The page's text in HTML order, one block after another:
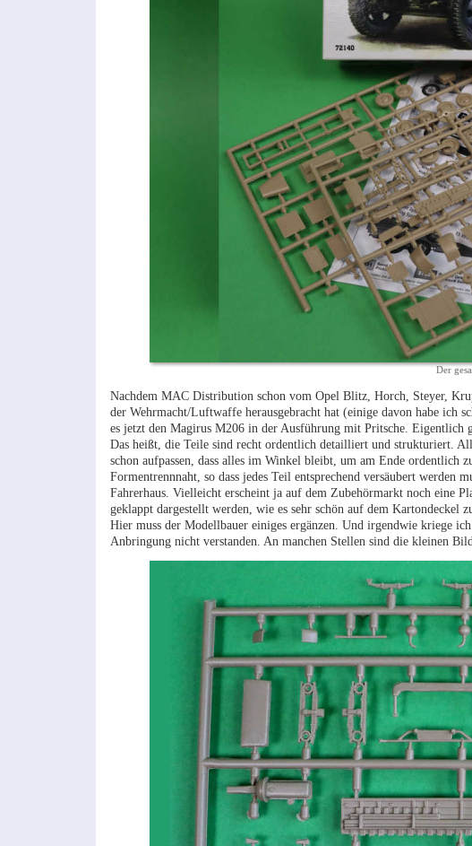
Der
Nachdem MAC Distribution schon vom Opel Blitz, Horch, Steyer,
der Wehrmacht/Luftwaffe herausgebracht hat (einige davon habe
es jetzt den Magirus M206 in der Ausführung mit Pritsche. Eigentlich
Das heißt, die Teile sind recht ordentlich detailliert und strukturiert.
schon aufpassen, dass alles im Winkel bleibt, um am Ende
Formentrennnaht, so dass jedes Teil entsprechend versäubert
Fahrerhaus. Vielleicht erscheint ja auf dem Zubehörmarkt noch eine
geklappt dargestellt werden, wie es sehr schön auf dem Kartondeckel
Hier muss der Modellbauer einiges ergänzen. Und irgendwie kriege
Anbringung nicht verstanden. An manchen Stellen sind die kleinen